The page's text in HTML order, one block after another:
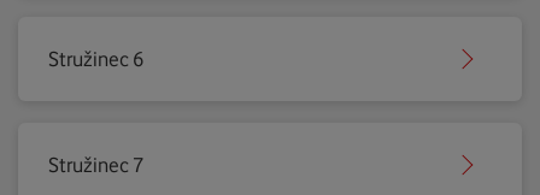
Stružinec 6
Stružinec 7